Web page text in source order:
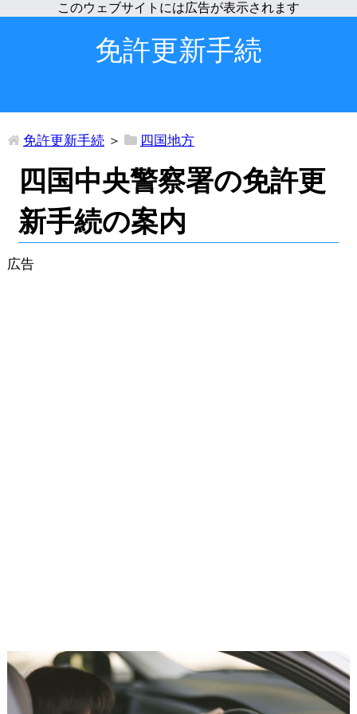
免許更新手続
免許更新手続＞ 四国地方
四国中央警察署の免許更
新手続の案内
広告